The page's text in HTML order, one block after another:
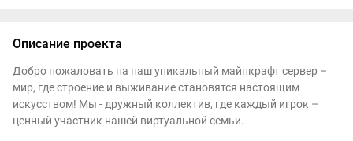
Описание проекта
Добро пожаловать на наш уникальный майнкрафт сервер –
мир, где строение и выживание становятся настоящим
искусством! Мы - дружный коллектив, где каждый игрок –
ценный участник нашей виртуальной семьи.